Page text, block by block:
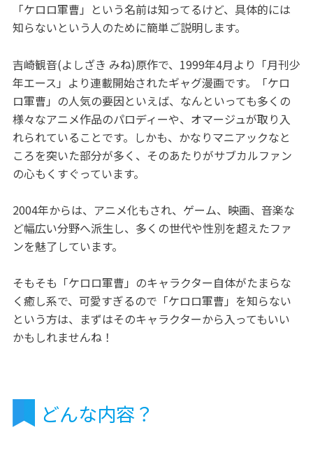
「ケロロ軍曹」という名前は知ってるけど、具体的には
知らないという人のために簡単ご説明します。
吉崎観音(よしざき みね)原作で、1999年4月より「月刊少
年エース」より連載開始されたギャグ漫画です。「ケロ
ロ軍曹」の人気の要因といえば、なんといっても多くの
様々なアニメ作品のパロディーや、オマージュが取り入
れられていることです。しかも、かなりマニアックなと
ころを突いた部分が多く、そのあたりがサブカルファン
の心もくすぐっています。
2004年からは、アニメ化もされ、ゲーム、映画、音楽な
ど幅広い分野へ派生し、多くの世代や性別を超えたファ
ンを魅了しています。
そもそも「ケロロ軍曹」のキャラクター自体がたまらな
く癒し系で、可愛すぎるので「ケロロ軍曹」を知らない
という方は、まずはそのキャラクターから入ってもいい
かもしれませんね！
どんな内容？